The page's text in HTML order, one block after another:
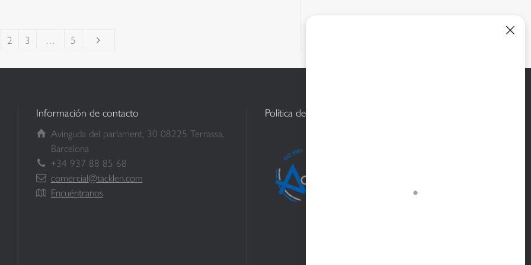
2 3 … 5
Información de contacto
Avinguda del parlament, 30 08225 Terrassa,
Barcelona
+34 937 88 85 68
comercial@tacklen.com
Encuéntranos
Política de calidad y medioambiente